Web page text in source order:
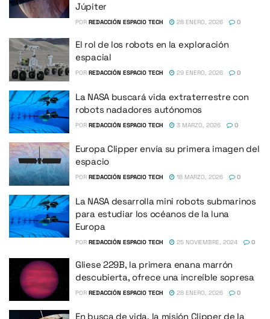
Júpiter
POR REDACCIÓN ESPACIO TECH 28 ENERO, 2026 0
El rol de los robots en la exploración
espacial
POR REDACCIÓN ESPACIO TECH 29 ENERO, 2026 0
La NASA buscará vida extraterrestre con
robots nadadores autónomos
POR REDACCIÓN ESPACIO TECH 3 MARZO, 2026 0
Europa Clipper envía su primera imagen del
espacio
POR REDACCIÓN ESPACIO TECH 18 MARZO, 2026 0
La NASA desarrolla mini robots submarinos
para estudiar los océanos de la luna
Europa
POR REDACCIÓN ESPACIO TECH 25 NOVIEMBRE, 2024 0
Gliese 229B, la primera enana marrón
descubierta, ofrece una increíble sopresa
POR REDACCIÓN ESPACIO TECH 28 ENERO, 2026 0
En busca de vida, la misión Clipper de la